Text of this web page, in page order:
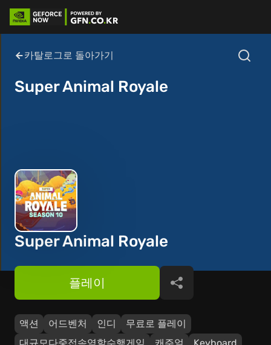
카탈로그로 돌아가기
Super Animal Royale
Super Animal Royale
액션 어드벤처 인디
무료로 플레이
플레이 공유